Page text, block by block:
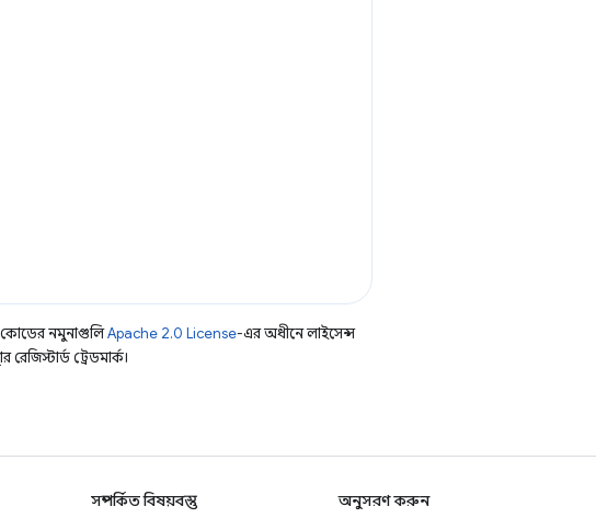
নমুনাগুলিApache 2.0 License-এর অধীনে লাইসেন্স
ট্রেডমার্ক।
সম্পর্কিত বিষয়বস্তু অনুসরণ করুন